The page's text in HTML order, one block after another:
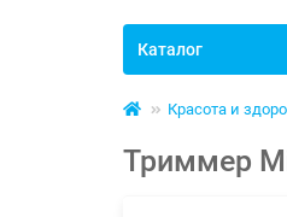
Каталог
Красота и
Триммер